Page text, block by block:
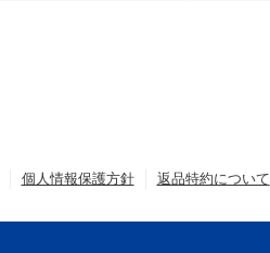
個人情報保護方針 返品特約について